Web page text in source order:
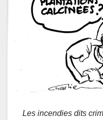
Les incendies dits